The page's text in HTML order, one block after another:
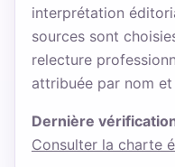
interprétation
sources sont
relecture
attribuée par nom
Dernière
Consulter la charte